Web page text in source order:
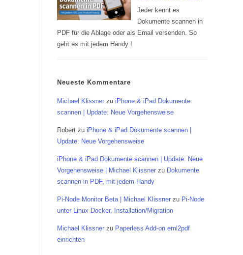
Jeder kennt es
Dokumente scannen in
PDF für die Ablage oder als Email versenden. So
geht es mit jedem Handy !
Neueste Kommentare
Michael Klissner zu iPhone & iPad Dokumente
scannen | Update: Neue Vorgehensweise
Robert zu iPhone & iPad Dokumente scannen |
Update: Neue Vorgehensweise
iPhone & iPad Dokumente scannen | Update: Neue
Vorgehensweise | Michael Klissner zu Dokumente
scannen in PDF, mit jedem Handy
Pi-Node Monitor Beta | Michael Klissner zu Pi-Node
unter Linux Docker, Installation/Migration
Michael Klissner zu Paperless Add-on eml2pdf
einrichten